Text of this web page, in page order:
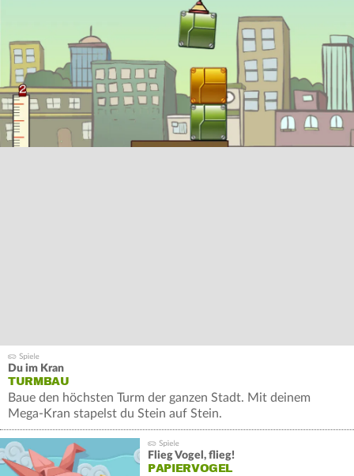
Du im Kran
TURMBAU
Baue den höchsten Turm der ganzen Stadt. Mit deinem
Mega-Kran stapelst du Stein auf Stein.
Bis in schwindelerregende Höhen.
Flieg Vogel, flieg!
PAPIERVOGEL